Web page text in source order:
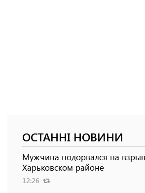
ОСТАННІ НОВИНИ
Мужчина подорвался на
Харьковском районе
12:26